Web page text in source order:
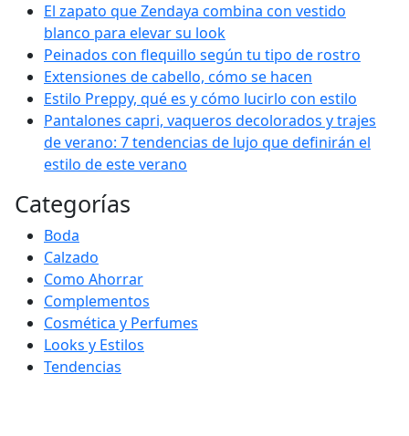
El zapato que Zendaya combina con vestido
blanco para elevar su look
Peinados con flequillo según tu tipo de rostro
Extensiones de cabello, cómo se hacen
Estilo Preppy, qué es y cómo lucirlo con estilo
Pantalones capri, vaqueros decolorados y trajes
de verano: 7 tendencias de lujo que definirán el
estilo de este verano
Categorías
Boda
Calzado
Como Ahorrar
Complementos
Cosmética y Perfumes
Looks y Estilos
Tendencias